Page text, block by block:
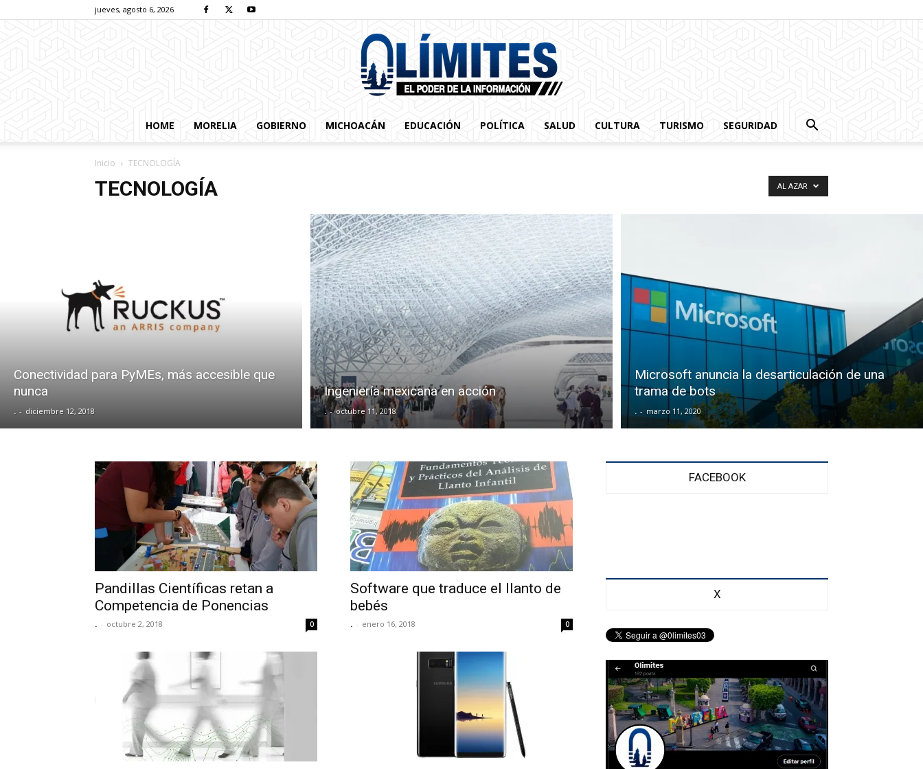
jueves, agosto 6, 2026
HOME MORELIA GOBIERNO MICHOACÁN EDUCACIÓN POLÍTICA SALUD CULTURA TURISMO SEGURIDAD
Inicio TECNOLOGÍA
TECNOLOGÍA AL AZAR
Conectividad para PyMEs, más accesible que
nunca
. - diciembre 12, 2018
Ingeniería mexicana en acción
. - octubre 11, 2018
Microsoft anuncia la desarticulación de una
trama de bots
. - marzo 11, 2020
Pandillas Científicas retan a
Competencia de Ponencias
. - octubre 2, 2018 0
Software que traduce el llanto de
bebés
. - enero 16, 2018 0
FACEBOOK
X